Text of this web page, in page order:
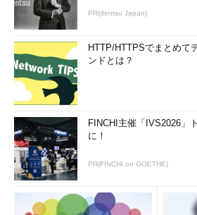
画面4「ファイアウォールの規則」では
照と新しい規則の作成が可能
「証明書マネージャー 」では、ローカ
格納された証明書を確認できます（
証明書や有効期限が近い証明書を、警告
で、証明書の問題を解決する際などに役
PR(dentsu Japan)
HTTP/HTTPSでまとめて
ンドとは？
FINCHI主催「IVS2026」
に！
PR(FINCHI on GOETHE)